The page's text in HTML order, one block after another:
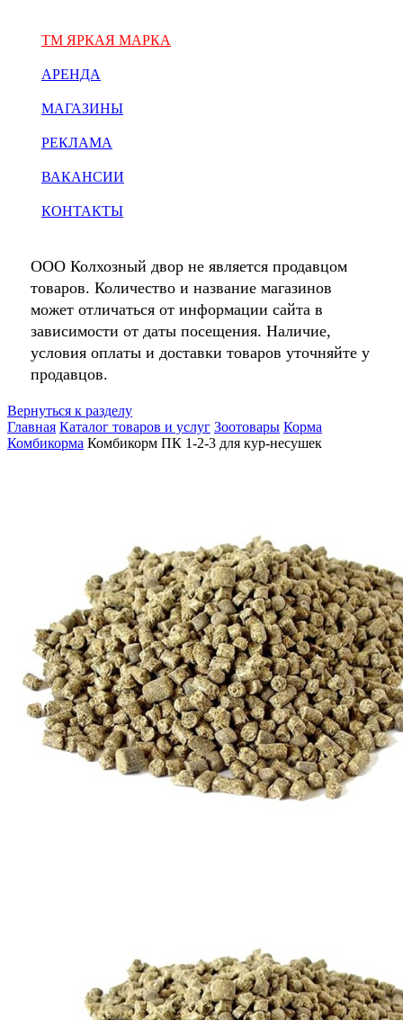
ТМ ЯРКАЯ МАРКА
АРЕНДА
МАГАЗИНЫ
РЕКЛАМА
ВАКАНСИИ
КОНТАКТЫ
ООО Колхозный двор не является продавцом
товаров. Количество и название магазинов
может отличаться от информации сайта в
зависимости от даты посещения. Наличие,
условия оплаты и доставки товаров уточняйте у
продавцов.
Вернуться к разделу
Главная Каталог товаров и услуг Зоотовары Корма
Комбикорма Комбикорм ПК 1-2-3 для кур-несушек